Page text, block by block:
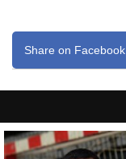
Share on Facebook